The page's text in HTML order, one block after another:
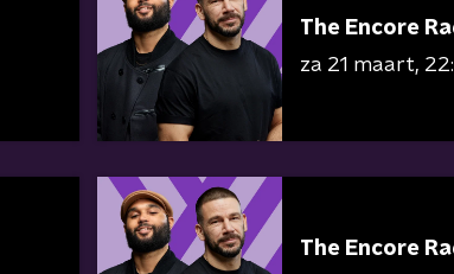
The Encore
za 21 maart
The Encore